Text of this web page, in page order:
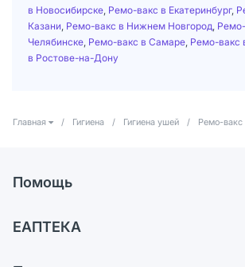
в Новосибирске Ремо-вакс в Екатеринбург,
Казани Ремо-вакс в Нижнем Новгород
Челябинске Ремо-вакс в Самаре Ремо-вакс
в Ростове-на-Дону
Главная / Гигиена / Гигиена ушей / Ремо-вакс
Помощь
Самовывоз из аптек
ЕАПТЕКА